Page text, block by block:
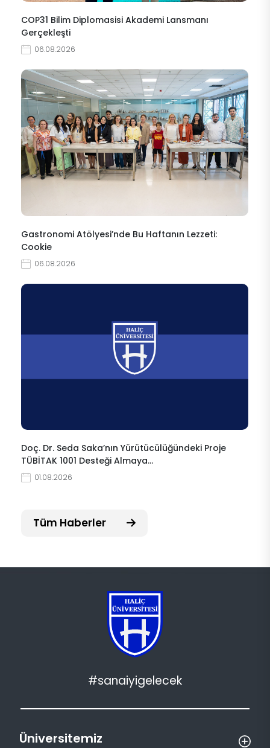
COP31 Bilim Diplomasisi Akademi Lansmanı
Gerçekleşti
06.08.2026
Gastronomi Atölyesi’nde Bu Haftanın Lezzeti:
Cookie
06.08.2026
Doç. Dr. Seda Saka’nın Yürütücülüğündeki Proje
TÜBİTAK 1001 Desteği Almaya…
01.08.2026
Tüm Haberler
#sanaiyigelecek
Üniversitemiz